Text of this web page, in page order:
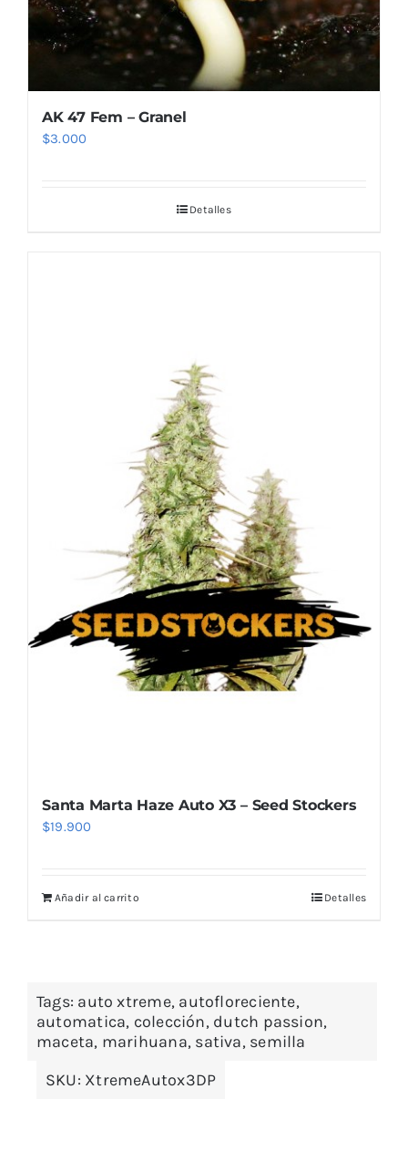
AK 47 Fem – Granel
$3.000
Detalles
Santa Marta Haze Auto X3 – Seed Stockers
$19.900
Añadir al carrito Detalles
Tags: auto xtreme, autofloreciente,
automatica, colección, dutch passion,
maceta, marihuana, sativa, semilla
SKU: XtremeAutox3DP